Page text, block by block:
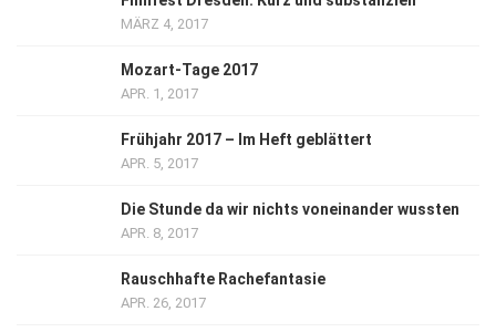
MÄRZ 4, 2017
Mozart-Tage 2017
APR. 1, 2017
Frühjahr 2017 – Im Heft geblättert
APR. 5, 2017
Die Stunde da wir nichts voneinander wussten
APR. 8, 2017
Rauschhafte Rachefantasie
APR. 26, 2017